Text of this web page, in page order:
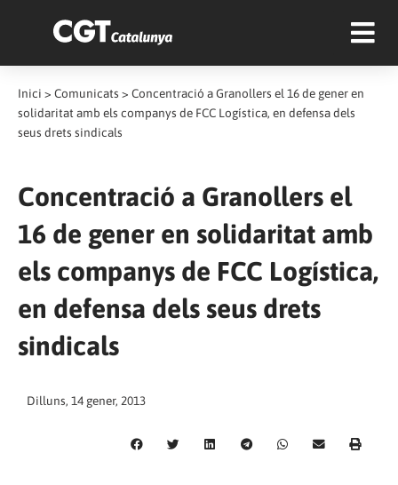
Inici > Comunicats > Concentració a Granollers el 16 de gener en
solidaritat amb els companys de FCC Logística, en defensa dels
seus drets sindicals
Concentració a Granollers el
16 de gener en solidaritat amb
els companys de FCC Logística,
en defensa dels seus drets
sindicals
Dilluns, 14 gener, 2013